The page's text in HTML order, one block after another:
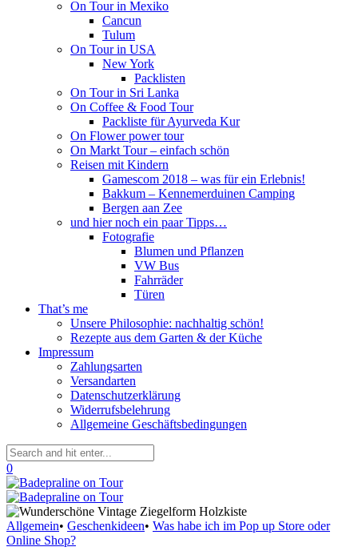
On Tour in Mexiko
Cancun
Tulum
On Tour in USA
New York
Packlisten
On Tour in Sri Lanka
On Coffee & Food Tour
Packliste für Ayurveda Kur
On Flower power tour
On Markt Tour – einfach schön
Reisen mit Kindern
Gamescom 2018 – was für ein Erlebnis!
Bakkum – Kennemerduinen Camping
Bergen aan Zee
und hier noch ein paar Tipps…
Fotografie
Blumen und Pflanzen
VW Bus
Fahrräder
Türen
That’s me
Unsere Philosophie: nachhaltig schön!
Rezepte aus dem Garten & der Küche
Impressum
Zahlungsarten
Versandarten
Datenschutzerklärung
Widerrufsbelehrung
Allgemeine Geschäftsbedingungen
0
Allgemein• Geschenkideen• Was habe ich im Pop up Store oder
Online Shop?